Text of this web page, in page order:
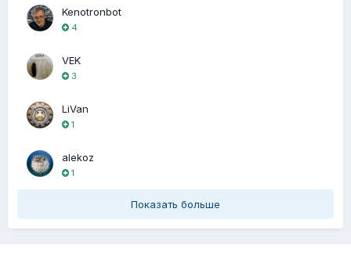
Kenotronbot
4
VEK
3
LiVan
1
alekoz
1
Показать больше